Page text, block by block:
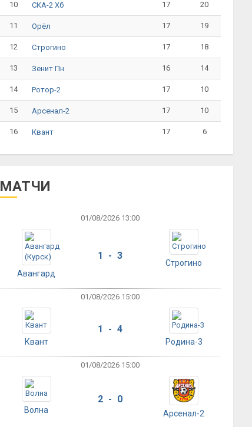
10 СКА-2 Хб 17 20
11 Орёл 17 19
12 Строгино 17 18
13 Зенит Пн 16 14
14 Ротор-2 17 10
15 Арсенал-2 17 10
16 Квант 17 6
МАТЧИ
01/08/2026 13:00
Авангард
1 - 3
Строгино
01/08/2026 15:00
Квант
1 - 4
Родина-3
01/08/2026 15:00
Волна
2 - 0
Арсенал-2